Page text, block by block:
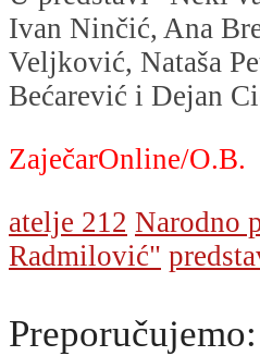
Ivan Ninčić, Ana
Veljković, Nataša
Bećarević i Dejan
ZaječarOnline/O.B.
atelje 212 Narodno
Radmilović"
Preporučujemo: